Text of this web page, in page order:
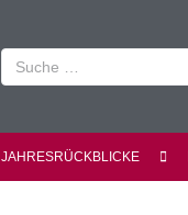
JAHRESRÜCKBLICKE